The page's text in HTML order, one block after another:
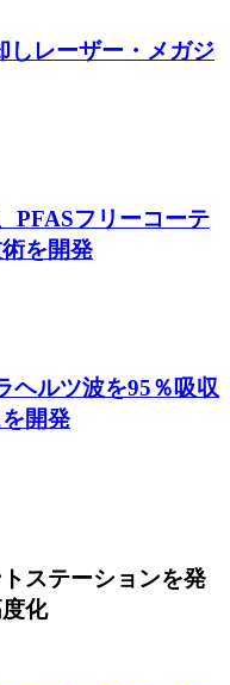
レーザー・メガジ
PFASフリーコーテ
を開発
ヘルツ波を95％吸収
開発
ステーションを発
化